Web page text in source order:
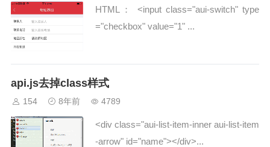
HTML： <input class="aui-switch" type
="checkbox" value="1" ...
api.js去掉class样式
154 8年前 4789
<div class="aui-list-item-inner aui-list-item
-arrow" id="name"></div>...